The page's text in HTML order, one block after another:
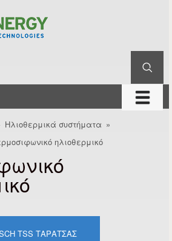
περιεχόμενο
μενού
Ηλιοθερμικά συστήματα »
ηλιοθερμικό
TSS ΤΑΡΆΤΣΑΣ